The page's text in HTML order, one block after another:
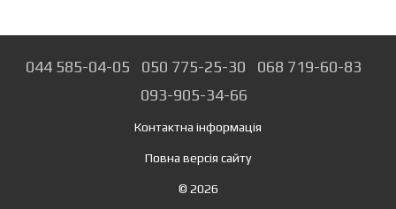
044 585-04-05 050 775-25-30
068 719-60-83
093-905-34-66
Контактна інформація
Повна версія сайту
© 2026